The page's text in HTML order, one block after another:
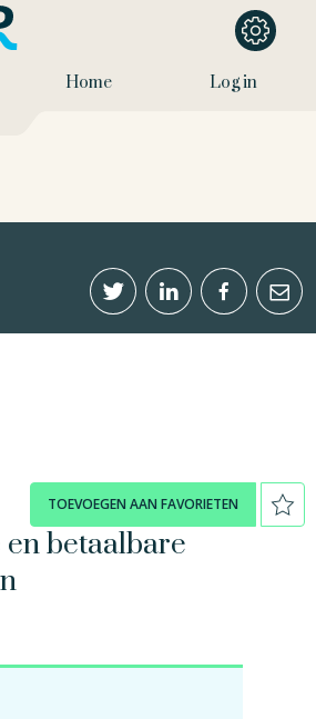
Home Log in
TOEVOEGEN AAN FAVORIETEN
betaalbare